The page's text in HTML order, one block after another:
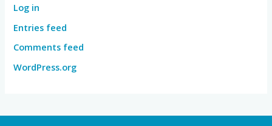
Log in
Entries feed
Comments feed
WordPress.org